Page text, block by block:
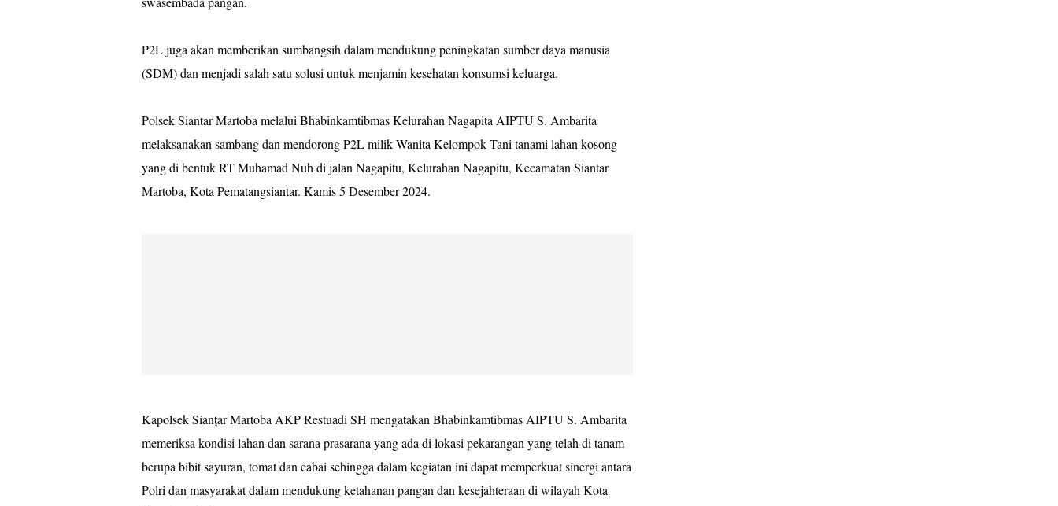
P2L juga akan memberikan sumbangsih dalam mendukung peningkatan sumber daya manusia
(SDM) dan menjadi salah satu solusi untuk menjamin kesehatan konsumsi keluarga.
Polsek Siantar Martoba melalui Bhabinkamtibmas Kelurahan Nagapita AIPTU S. Ambarita
melaksanakan sambang dan mendorong P2L milik Wanita Kelompok Tani tanami lahan kosong
yang di bentuk RT Muhamad Nuh di jalan Nagapitu, Kelurahan Nagapitu, Kecamatan Siantar
Martoba, Kota Pematangsiantar. Kamis 5 Desember 2024.
Kapolsek Sianțar Martoba AKP Restuadi SH mengatakan Bhabinkamtibmas AIPTU S. Ambarita
memeriksa kondisi lahan dan sarana prasarana yang ada di lokasi pekarangan yang telah di tanam
berupa bibit sayuran, tomat dan cabai sehingga dalam kegiatan ini dapat memperkuat sinergi antara
Polri dan masyarakat dalam mendukung ketahanan pangan dan kesejahteraan di wilayah Kota